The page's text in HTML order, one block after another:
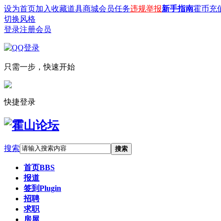
设为首页加入收藏道具商城会员任务违规举报新手指南霍币充
切换风格
登录注册会员
只需一步，快速开始
快捷登录
搜索 搜索
首页BBS
报道
签到Plugin
招聘
求职
房屋